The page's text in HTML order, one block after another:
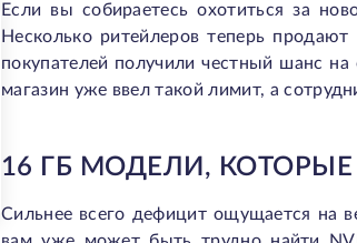
Если вы собираетесь охотиться за
Несколько ритейлеров теперь
покупателей получили честный шанс
магазин уже ввел такой лимит, а
16 ГБ МОДЕЛИ,
Сильнее всего дефицит ощущается на